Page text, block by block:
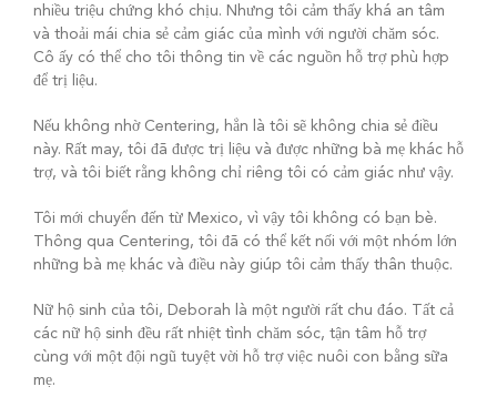
nhiều triệu chứng khó chịu. Nhưng tôi cảm thấy khá an tâm
và thoải mái chia sẻ cảm giác của mình với người chăm sóc.
Cô ấy có thể cho tôi thông tin về các nguồn hỗ trợ phù hợp
để trị liệu.
Nếu không nhờ Centering, hẳn là tôi sẽ không chia sẻ điều
này. Rất may, tôi đã được trị liệu và được những bà mẹ khác hỗ
trợ, và tôi biết rằng không chỉ riêng tôi có cảm giác như vậy.
Tôi mới chuyển đến từ Mexico, vì vậy tôi không có bạn bè.
Thông qua Centering, tôi đã có thể kết nối với một nhóm lớn
những bà mẹ khác và điều này giúp tôi cảm thấy thân thuộc.
Nữ hộ sinh của tôi, Deborah là một người rất chu đáo. Tất cả
các nữ hộ sinh đều rất nhiệt tình chăm sóc, tận tâm hỗ trợ
cùng với một đội ngũ tuyệt vời hỗ trợ việc nuôi con bằng sữa
mẹ.